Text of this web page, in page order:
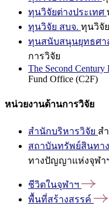
ทุนวิจัยต่างประเทศ
ทุนวิจัย สบจ. ทุนวิจั
ทุนสนับสนุนยุทธศา
การวิจัย
The Second
Fund Office (C2F)
หน่วยงานด้านการวิจัย
สำนักบริหารวิจัย ส
สถาบันทรัพย์สินทา
ทางปัญญาแห่งจุฬา
ชีวิตในจุฬาฯ
พื้นที่สร้างสรรค์